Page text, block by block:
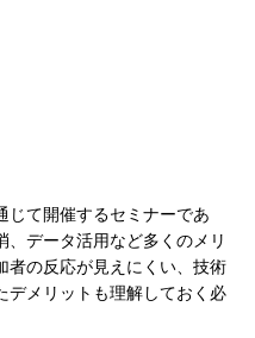
じて開催するセミナーであ
、データ活用など多くのメリ
者の反応が見えにくい、技術
デメリットも理解しておく必